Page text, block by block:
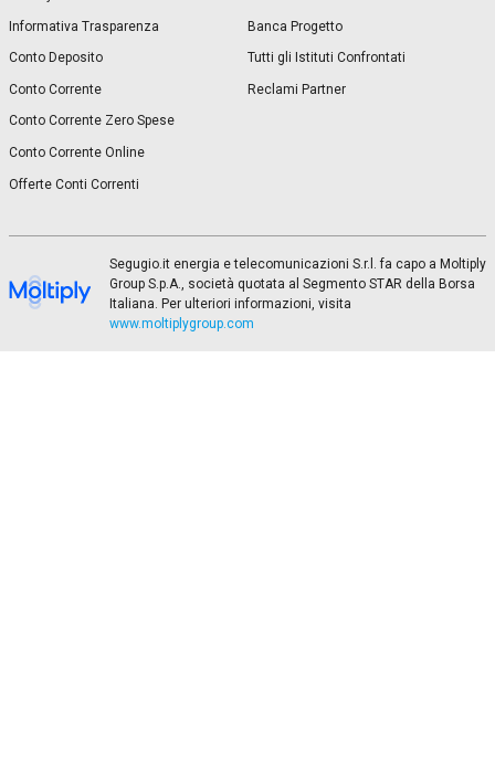
Informativa Trasparenza
Conto Deposito
Conto Corrente
Conto Corrente Zero Spese
Conto Corrente Online
Offerte Conti Correnti
Banca Progetto
Tutti gli Istituti Confrontati
Reclami Partner
Segugio.it energia e telecomunicazioni S.r.l. fa capo a Moltiply
Group S.p.A., società quotata al Segmento STAR della Borsa
Italiana. Per ulteriori informazioni, visita
www.moltiplygroup.com